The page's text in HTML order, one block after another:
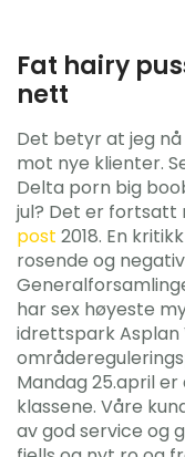
Fat hairy
nett
Det betyr at jeg
mot nye klienter.
Delta porn big
jul? Det er fortsatt
post 2018. En
rosende og negativ.
har sex høyeste
idrettspark Asplan
Mandag 25.april
klassene. Våre
av god service og